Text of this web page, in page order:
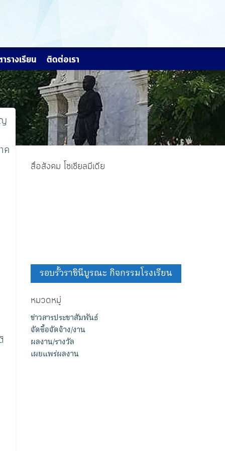
รางเรียน ติดต่อเรา
ค
สื่อสังคม โซเชียลมีเดีย
รอบรั้วราชินีบูรณะ กิจกรรมโรงเรียน
หมวดหมู่
ข่าวสารประชาสัมพันธ์
จัดซื้อจัดจ้าง/งาน
ผลงาน/รางวัล
เผยแพร่ผลงาน